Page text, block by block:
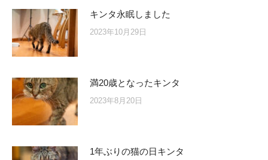
キンタ永眠しました
2023年10月29日
満20歳となったキンタ
2023年8月20日
1年ぶりの猫の日キンタ